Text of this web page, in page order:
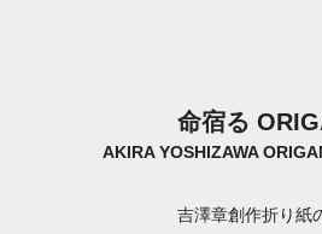
命宿る
AKIRA YOSHIZAWA
吉澤章創作折り紙